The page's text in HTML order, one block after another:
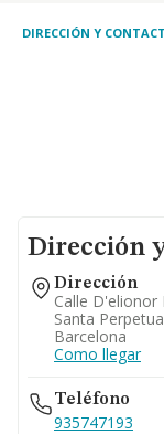
DIRECCIÓN Y
Dirección
Dirección
Calle D'elionor
Santa
Barcelona
Como llegar
Teléfono
935747193